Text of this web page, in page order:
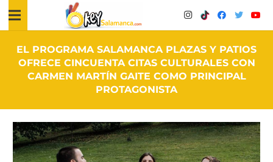
EL PROGRAMA SALAMANCA PLAZAS Y PATIOS
OFRECE CINCUENTA CITAS CULTURALES CON
CARMEN MARTÍN GAITE COMO PRINCIPAL
PROTAGONISTA